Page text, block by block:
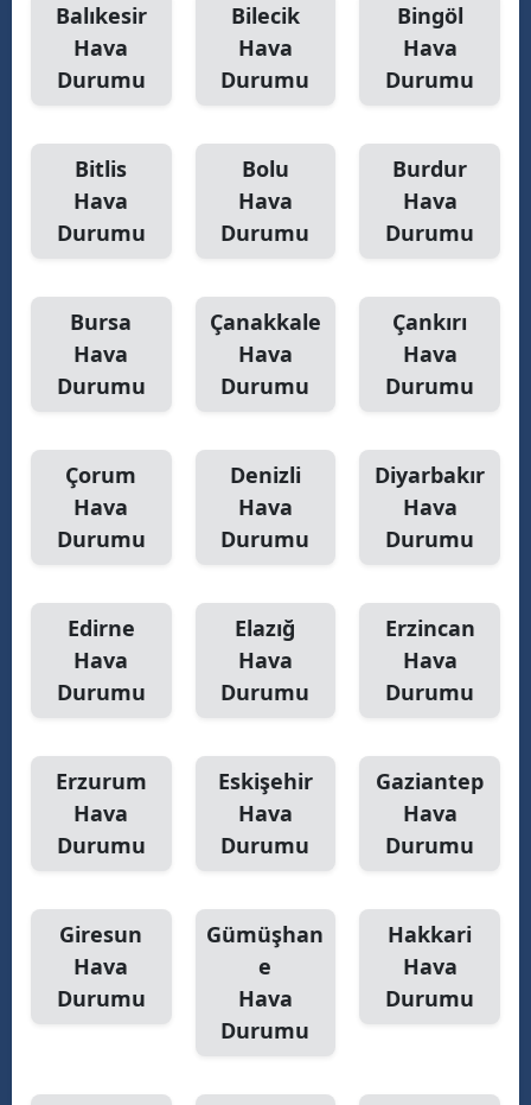
Van
Yozgat
Aksaray
Bayburt
Kırıkkale
Batman
Bartın
Ardahan
Iğdır
Yalova
Karabük
Kilis
Düzce
Balıkesir
Hava
Durumu
Bilecik
Hava
Durumu
Bingöl
Hava
Durumu
Bitlis
Hava
Durumu
Bolu
Hava
Durumu
Burdur
Hava
Durumu
Bursa
Hava
Durumu
Çanakkale
Hava
Durumu
Çankırı
Hava
Durumu
Çorum
Hava
Durumu
Denizli
Hava
Durumu
Diyarbakır
Hava
Durumu
Edirne
Hava
Durumu
Elazığ
Hava
Durumu
Erzincan
Hava
Durumu
Erzurum
Hava
Durumu
Eskişehir
Hava
Durumu
Gaziantep
Hava
Durumu
Giresun
Hava
Durumu
Gümüşhan
e
Hava
Durumu
Hakkari
Hava
Durumu